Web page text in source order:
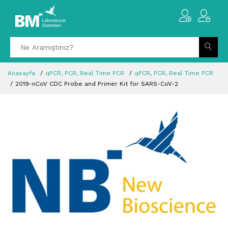
Anasayfa qPCR, PCR, Real Time PCR
qPCR, PCR, Real Time PCR
2019-nCoV CDC Probe and Primer Kit for SARS-CoV-2